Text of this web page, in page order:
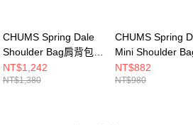
CHUMS Spring Dale
Shoulder Bag肩背包
(約2L) 黑/彩虹
CH604101K042
NT$1,242
NT$1,380
CHUMS Spring
Mini Shoulder
背包 藍色/米色
CH604102A099
NT$882
NT$980